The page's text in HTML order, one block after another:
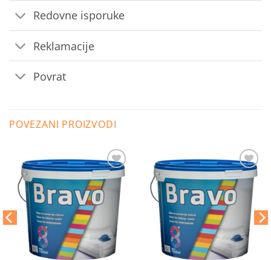
Redovne isporuke
Reklamacije
Povrat
POVEZANI PROIZVODI
Dodaj
listu
želja
Dodaj
listu
želja